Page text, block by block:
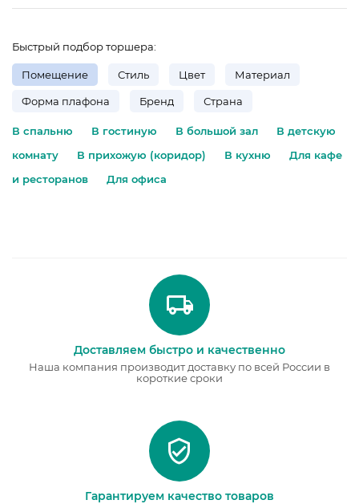
Быстрый подбор торшера:
Помещение Стиль Цвет Материал
Форма плафона Бренд Страна
В спальню В гостиную В большой зал
В детскую
комнату
В прихожую (коридор) В кухню
Для кафе
и ресторанов
Для офиса
Доставляем быстро и качественно
Наша компания производит доставку по всей России в
короткие сроки
Гарантируем качество товаров